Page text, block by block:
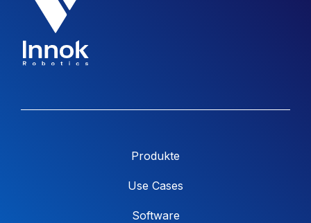
Produkte
Use Cases
Software